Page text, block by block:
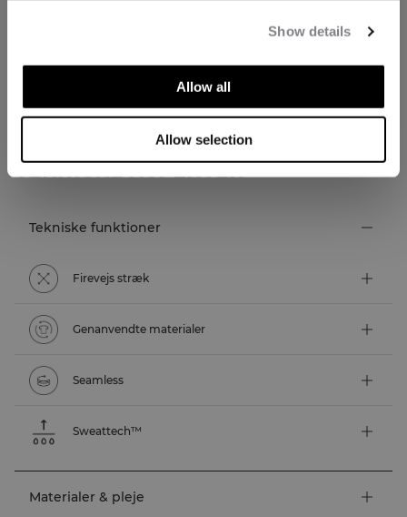
Show details
Allow all
Allow selection
TEKNISKE ASPEKTER
Tekniske funktioner
Firevejs stræk
Genanvendte materialer
Seamless
Sweattech™
Materialer & pleje